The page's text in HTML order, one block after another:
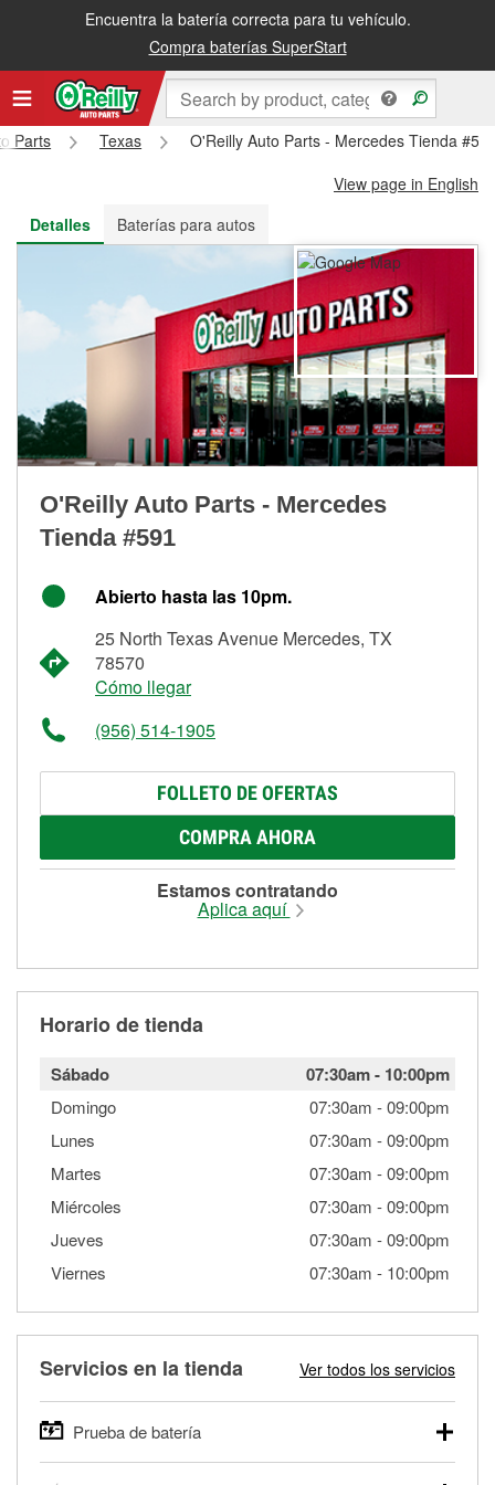
Encuentra la batería correcta para tu vehículo.
Compra baterías SuperStart
Recibe tu orden gratis al día siguiente o recógela en la tienda
Parts Texas
O'Reilly Auto Parts - Mercedes Tienda
View page in English
Detalles
Baterías para autos
O'Reilly Auto Parts - Mercedes
Tienda #591
Abierto hasta las 10pm.
25 North Texas Avenue Mercedes, TX
78570
Cómo llegar
(956) 514-1905
FOLLETO DE OFERTAS
COMPRA AHORA
Estamos contratando
Aplica aquí
Horario de tienda
Sábado 07:30am- 10:00pm
Domingo 07:30am -09:00pm
Lunes
07:30am -09:00pm
Martes
07:30am -09:00pm
Miércoles
07:30am -09:00pm
Jueves
07:30am -09:00pm
Viernes
07:30am - 10:00pm
Servicios en la tienda Ver todos los servicios
Prueba de batería